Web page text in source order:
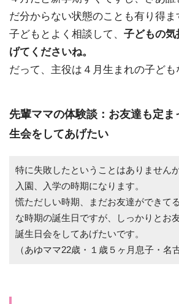
だ分からない状態のことも有り得ま
子どもとよく相談して、 子どもの気
げてくださいね。
だって、主役は４月生まれの子ども
先輩ママの体験談：お友達も定ま
生会をしてあげたい
特に失敗したということはありません
入園、入学の時期になります。
慌ただしい時期、まだお友達ができて
な時期の誕生日ですが、しっかりとお
誕生日会をしてあげたいです。
（あゆママ22歳・１歳５ヶ月息子・名